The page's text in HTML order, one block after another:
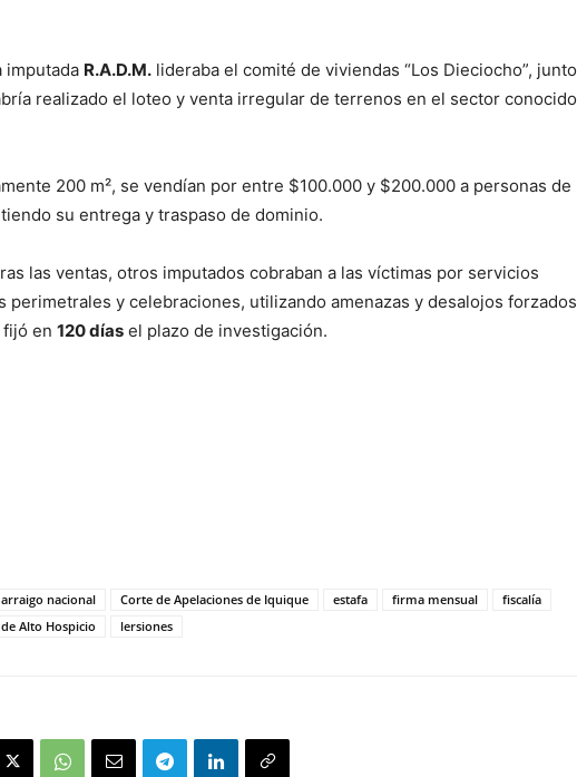
imputada R.A.D.M. lideraba el comité de viviendas “Los Dieciocho”, junto
realizado el loteo y venta irregular de terrenos en el sector conocido
200 m², se vendían por entre $100.000 y $200.000 a personas de
su entrega y traspaso de dominio.
las ventas, otros imputados cobraban a las víctimas por servicios
perimetrales y celebraciones, utilizando amenazas y desalojos forzados
fijó en 120 días el plazo de investigación.
arraigo nacional Corte de Apelaciones de Iquique estafa firma mensual
fiscalía
Alto Hospicio lersiones